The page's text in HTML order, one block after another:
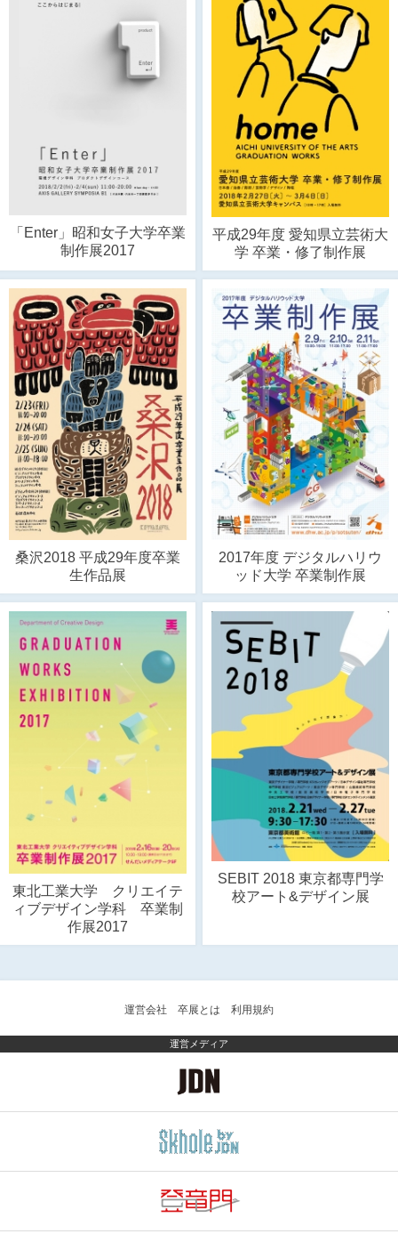
「Enter」昭和女子大学卒業
制作展2017
平成29年度 愛知県立芸術大
学 卒業・修了制作展
桑沢2018 平成29年度卒業
生作品展
2017年度 デジタルハリウ
ッド大学 卒業制作展
東北工業大学 クリエイテ
ィブデザイン学科 卒業制
作展2017
SEBIT 2018 東京都専門学
校アート&デザイン展
運営会社 卒展とは 利用規約
運営メディア